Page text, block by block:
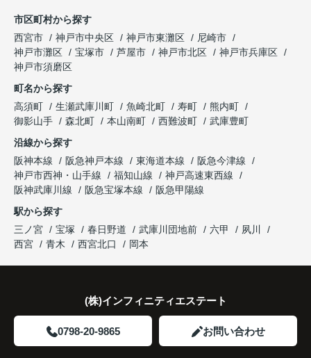
趣味を楽しむ時間が増えました。
これからの暮らしを前向きに考えられるようにな
り、住み替えを決断して本当に良かったと思ってい
ます。
「立地も良く、長期保有したい物件です。」
と話され、このビルを大切に運営してくださること
になりました。
長年守ってきた資産を安心して引き継ぐことがで
き、家族全員が納得できる売却となりました。
「レ・ジェイド西宮北口」の査定だけでなく、新居
購入とのタイミングや資金計画についても丁寧に説
明してくださいました。
販売活動では、西宮北口駅へのアクセス、阪急西宮
ガーデンズ、教育施設、商業施設など、このエリア
した。
購入されたご家族は、
と大変喜ばれ、この住まいを選ばれました。
住み替え後は家族それぞれの通勤・通学時間が短く
家族全員にとって、将来を見据えた良い選択だった
市区町村から探す
西宮市
神戸市中央区 神戸市東灘区
尼崎市
神戸市灘区
宝塚市 芦屋市 神戸市北区
神戸市兵庫区
神戸市須磨区
町名から探す
高須町
生瀬武庫川町 魚崎北町 寿町
熊内町
御影山手
森北町 本山南町 西難波町
武庫豊町
沿線から探す
阪神本線
阪急神戸本線 東海道本線
阪急今津線
神戸市西神・山手線
福知山線
神戸高速東西線
阪神武庫川線
阪急宝塚本線
阪急甲陽線
駅から探す
三ノ宮
宝塚 春日野道 武庫川団地前 六甲
夙川
西宮
青木 西宮北口 岡本
(株)インフィニティエステート
0798-20-9865 お問い合わせ